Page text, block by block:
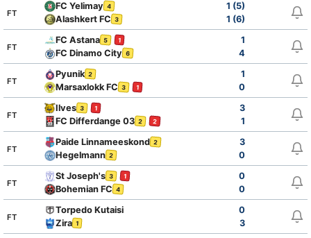
FT
FC Yelimay 4
1 (5)
Alashkert FC 3 1 (6)
FT
FC Astana 5 1
1
FC Dinamo City 6 4
FT
Pyunik 2
1
Marsaxlokk FC 3 1 0
FT
Ilves 3 1
3
FC Differdange 03 2 2 1
FT
Paide Linnameeskond 2
3
Hegelmann 2 0
FT
St Joseph's 3 1
0
Bohemian FC 4 0
FT
Torpedo Kutaisi
0
Zira 1 3